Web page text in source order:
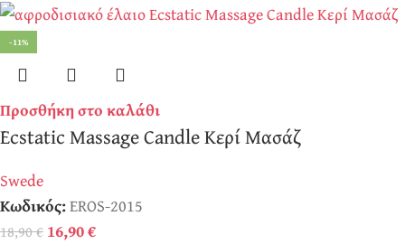
-11%
Προσθήκη στο καλάθι
Ecstatic Massage Candle Κερί Μασάζ
Swede
Κωδικός:EROS-2015
18,90€ 16,90€